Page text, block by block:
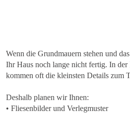
Wenn die Grundmauern stehen und
Ihr Haus noch lange nicht fertig. In der
kommen oft die kleinsten Details zum
Deshalb planen wir Ihnen:
• Fliesenbilder und Verlegmuster